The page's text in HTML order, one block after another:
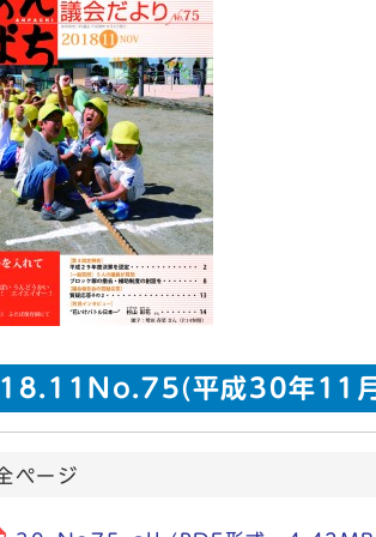
平成30年11月
ページ